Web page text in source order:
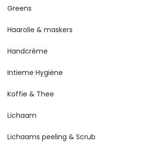
Greens
Haarolie & maskers
Handcrème
Intieme Hygiëne
Koffie & Thee
Lichaam
Lichaams peeling & Scrub